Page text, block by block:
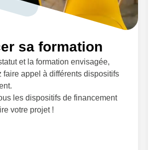
sa formation
et la formation envisagée,
faire appel à différents dispositifs
les dispositifs de financement
votre projet !